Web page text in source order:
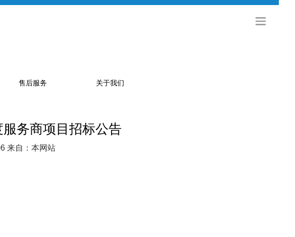
售后服务 关于我们
售后网点
特约服务站
公司简介
务商项目招标公告
来自：本网站